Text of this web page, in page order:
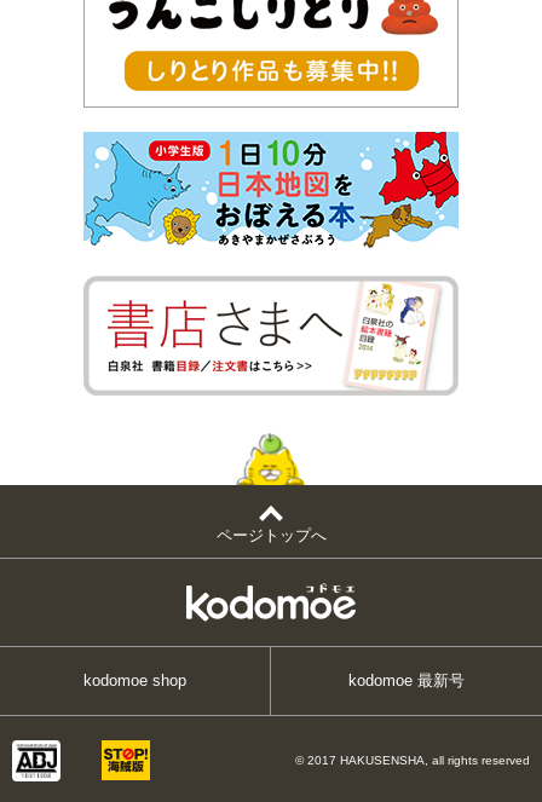
ページトップへ
kodomoe shop kodomoe 最新号
© 2017 HAKUSENSHA, all rights reserved